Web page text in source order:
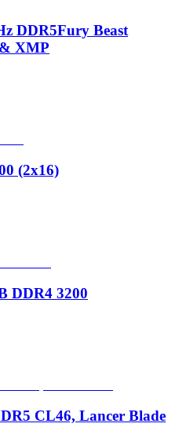
DDR5Fury Beast
XMP
(2x16)
DDR4 3200
CL46, Lancer Blade